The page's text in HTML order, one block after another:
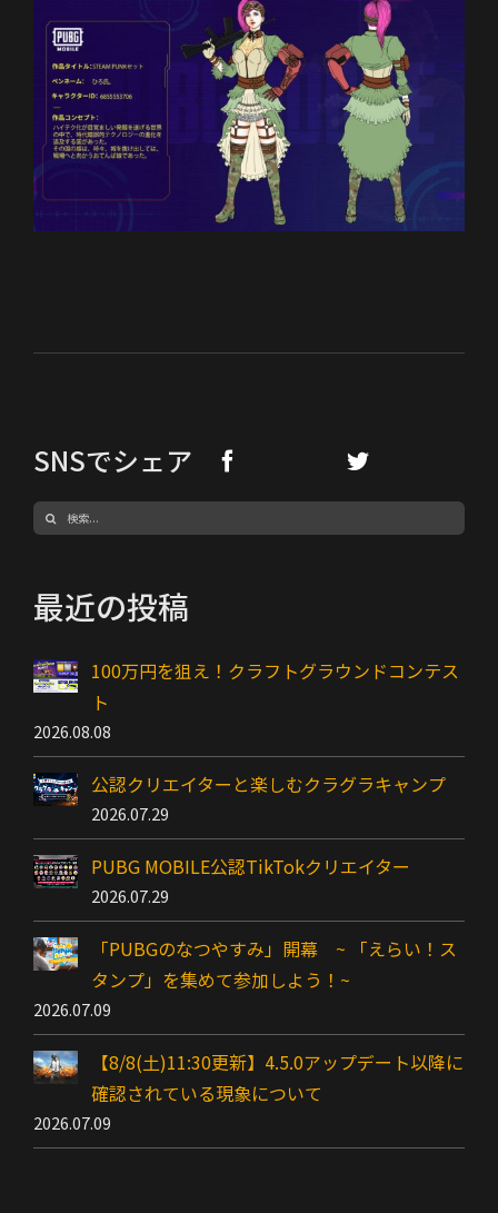
SNSでシェア
検
最近の投稿
100万円を狙え！クラフトグラウンドコンテス
ト
2026.08.08
公認クリエイターと楽しむクラグラキャンプ
2026.07.29
PUBG MOBILE公認TikTokクリエイター
2026.07.29
「PUBGのなつやすみ」開幕 ~ 「えらい！ス
タンプ」を集めて参加しよう！~
2026.07.09
【8/8(土)11:30更新】4.5.0アップデート以降に
確認されている現象について
2026.07.09